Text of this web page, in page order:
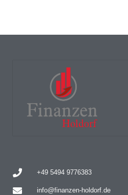
+49 5494 9776383
info@finanzen-holdorf.de